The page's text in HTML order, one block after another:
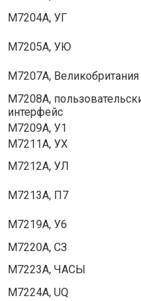
M7204A, УГ
M7205A, УЮ
M7207A, Великобритания
M7208A,
интерфейс
М7209А, У1
M7211A, УХ
M7212A, УЛ
М7213А, П7
М7219А, У6
М7220А, СЗ
M7223A, ЧАСЫ
M7224A, UQ